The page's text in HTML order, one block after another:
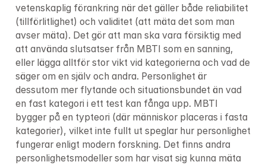
vetenskaplig förankring när det gäller både reliabilitet
(tillförlitlighet) och validitet (att mäta det som man
avser mäta). Det gör att man ska vara försiktig med
att använda slutsatser från MBTI som en sanning,
eller lägga alltför stor vikt vid kategorierna och vad de
säger om en själv och andra. Personlighet är
dessutom mer flytande och situationsbundet än vad
en fast kategori i ett test kan fånga upp. MBTI
bygger på en typteori (där människor placeras i fasta
kategorier), vilket inte fullt ut speglar hur personlighet
fungerar enligt modern forskning. Det finns andra
personlighetsmodeller som har visat sig kunna mäta